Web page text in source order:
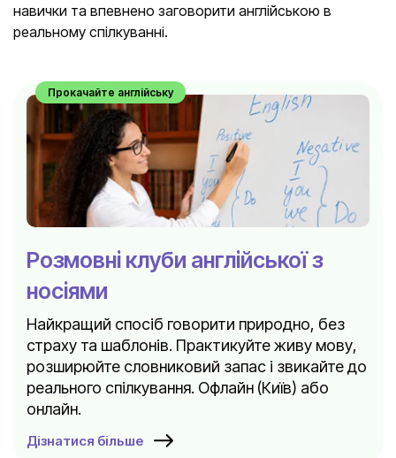
навички та впевнено заговорити англійською в
реальному спілкуванні.
Прокачайте англійську
Розмовні клуби англійської з
носіями
Найкращий спосіб говорити природно, без
страху та шаблонів. Практикуйте живу мову,
розширюйте словниковий запас і звикайте до
реального спілкування. Офлайн (Київ) або
онлайн.
Дізнатися більше